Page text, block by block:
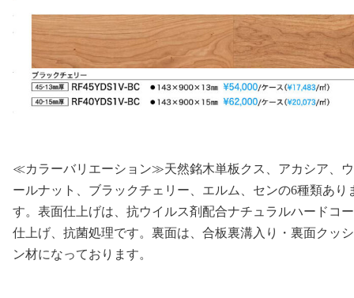
≪カラーバリエーション≫天然銘木単板クス、アカシア、
ールナット、ブラックチェリー、エルム、センの6種類あり
す。表面仕上げは、抗ウイルス剤配合ナチュラルハードコ
仕上げ、抗菌処理です。裏面は、合板裏溝入り・裏面クッ
ン材になっております。